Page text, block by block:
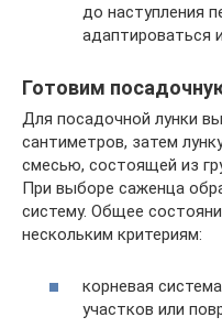
до наступления
адаптироваться
Готовим
Для посадочной лунки
сантиметров, затем
смесью, состоящей из
При выборе саженца
систему. Общее
нескольким критериям:
корневая
участков или